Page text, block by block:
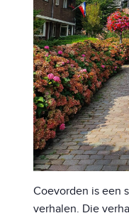
Coevorden is een
verhalen. Die